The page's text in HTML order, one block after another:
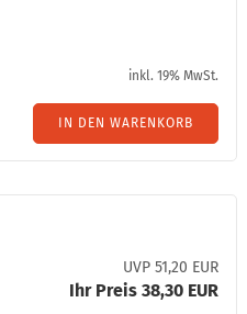
inkl. 19% MwSt.
IN DEN WARENKORB
UVP 51,20 EUR
Ihr Preis 38,30 EUR